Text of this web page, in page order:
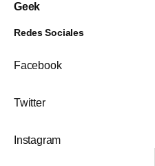
Geek
Redes Sociales
Facebook
Twitter
Instagram